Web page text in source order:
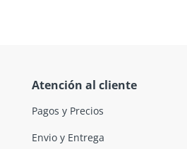
Atención al cliente
Pagos y Precios
Envio y Entrega